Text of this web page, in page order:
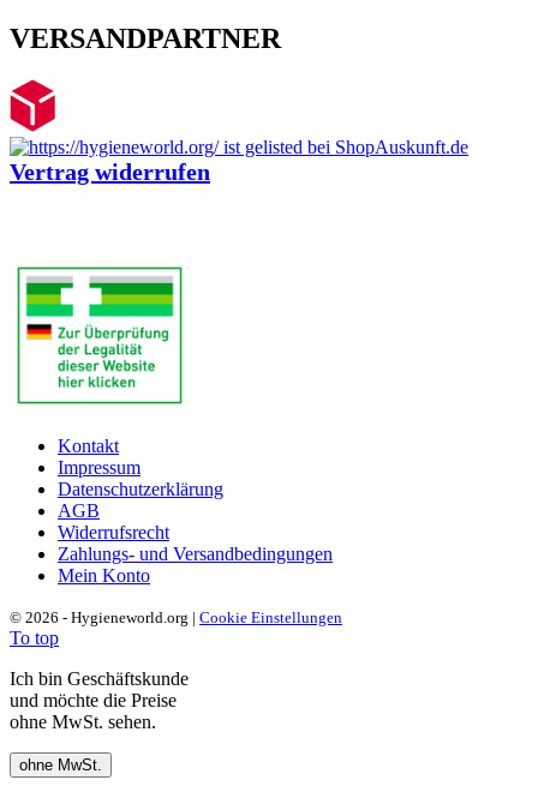
VERSANDPARTNER
Vertrag widerrufen
Kontakt
Impressum
Datenschutzerklärung
AGB
Widerrufsrecht
Zahlungs- und Versandbedingungen
Mein Konto
© 2026 - Hygieneworld.org | Cookie Einstellungen
To top
Ich bin Geschäftskunde
und möchte die Preise
ohne MwSt. sehen.
ohne MwSt.